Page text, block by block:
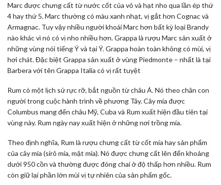
Marc được chưng cất từ nước cốt của vỏ và hạt nho qua lần ép thứ
4 hay thứ 5. Marc thường có màu xanh nhạt, vị gắt hơn Cognac và
Armagnac. Tuy vậy nhiều người khoái Marc hơn bất kỳ loại Brandy
nào khác vì nó có vị nho nhiều hơn. Grappa là rượu Marc sản xuất ở
những vùng nói tiếng Ý và tại Ý. Grappa hoàn toàn không có mùi, vị
hơi chát. Đặc biệt Grappa sản xuất ở vùng Piedmonte – nhất là tại
Barbera với tên Grappa Italia có vị rất tuyệt
Rum có một lịch sử rực rỡ, bắt nguồn từ châu Á. Nó theo chân con
người trong cuộc hành trình về phương Tây. Cây mía được
Columbus mang đến châu Mỹ, Cuba và Rum xuất hiện đầu tiên tại
vùng này. Rum ngày nay xuất hiện ở những nơi trồng mía.
Theo định nghĩa, Rum là rượu chưng cất từ cốt mía hay sản phẩm
của cây mía (sirô mía, mật mía). Nó được chưng cất lên đến khoảng
dưới 950 cồn và thường được đóng chai ở độ thấp hơn nhiều. Rum
còn giữ lại phần lớn mùi vị tự nhiên của sản phẩm gốc.